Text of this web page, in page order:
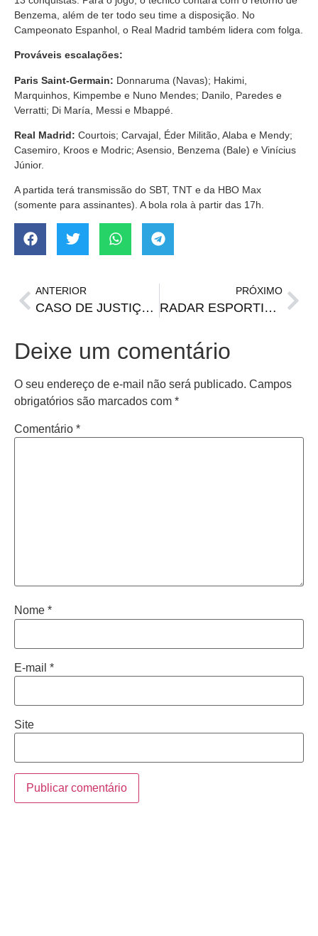
Benzema, além de ter todo seu time a disposição. No
Campeonato Espanhol, o Real Madrid também lidera com folga.
Prováveis escalações:
Paris Saint-Germain: Donnaruma (Navas); Hakimi,
Marquinhos, Kimpembe e Nuno Mendes; Danilo, Paredes e
Verratti; Di María, Messi e Mbappé.
Real Madrid: Courtois; Carvajal, Éder Militão, Alaba e Mendy;
Casemiro, Kroos e Modric; Asensio, Benzema (Bale) e Vinícius
Júnior.
A partida terá transmissão do SBT, TNT e da HBO Max
(somente para assinantes). A bola rola à partir das 17h.
ANTERIOR
CASO DE JUSTIÇA: Ex-jogador de futebol atrasa pagamento de pensão alimentícia
PRÓXIMO
RADAR ESPORTIVO – Atlético-MG perto de vender promessa, Grêmio pagará multa rescisória a Mancini, e outras notícias
Deixe um comentário
O seu endereço de e-mail não será publicado. Campos
obrigatórios são marcados com *
Comentário *
Nome *
E-mail *
Site